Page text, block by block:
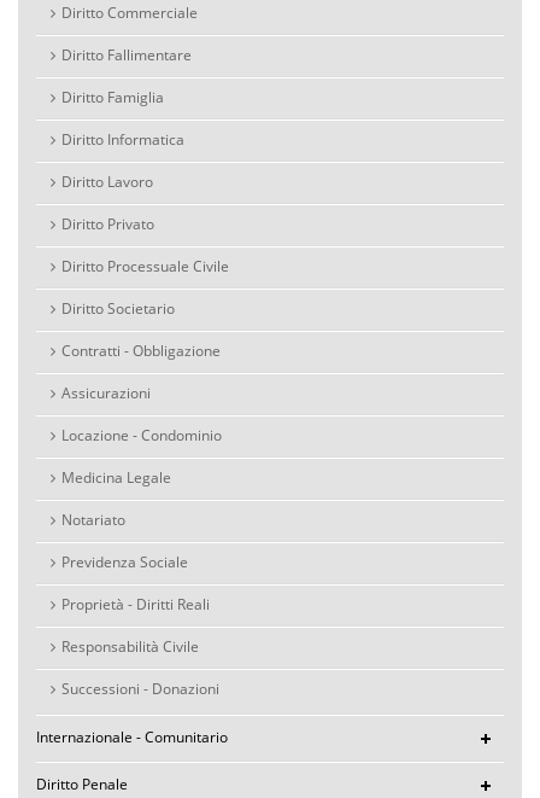
Diritto Commerciale
Diritto Fallimentare
Diritto Famiglia
Diritto Informatica
Diritto Lavoro
Diritto Privato
Diritto Processuale Civile
Diritto Societario
Contratti - Obbligazione
Assicurazioni
Locazione - Condominio
Medicina Legale
Notariato
Previdenza Sociale
Proprietà - Diritti Reali
Responsabilità Civile
Successioni - Donazioni
Internazionale - Comunitario
Diritto Penale